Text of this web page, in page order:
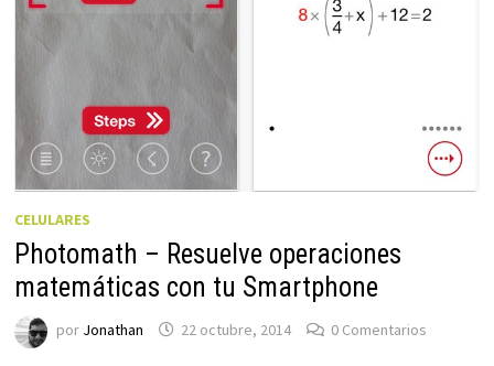
CELULARES
Photomath – Resuelve operaciones
matemáticas con tu Smartphone
por Jonathan 22 octubre, 2014 0 Comentarios